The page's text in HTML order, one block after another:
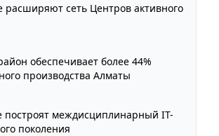
расширяют сеть Центров активного
обеспечивает более 44%
производства Алматы
построят междисциплинарный IT-
поколения